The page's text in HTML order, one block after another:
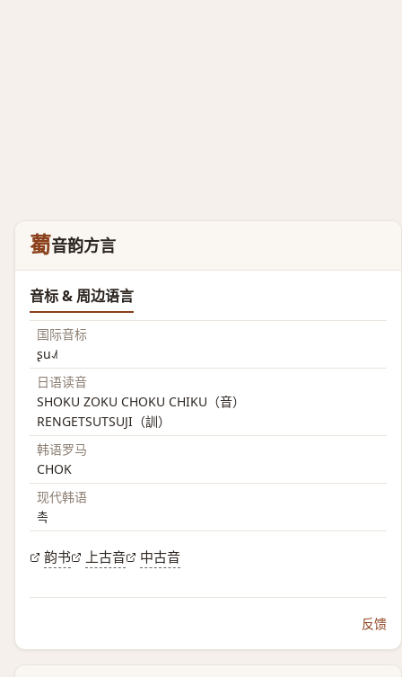
薥音韵方言
音标 & 周边语言
国际音标
ʂu˨˩˦
日语读音
SHOKU ZOKU CHOKU CHIKU（音）
RENGETSUTSUJI（訓）
韩语罗马
CHOK
现代韩语
촉
韵书 上古音 中古音
反馈